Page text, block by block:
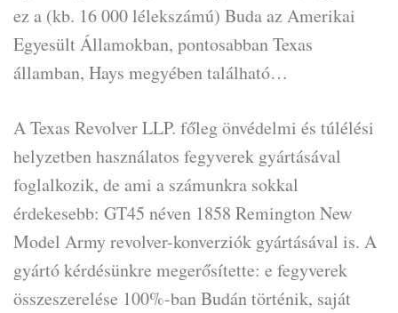
ez a (kb. 16 000 lélekszámú) Buda az Amerikai
Egyesült Államokban, pontosabban Texas
államban, Hays megyében található…
A Texas Revolver LLP. főleg önvédelmi és túlélési
helyzetben használatos fegyverek gyártásával
foglalkozik, de ami a számunkra sokkal
érdekesebb: GT45 néven 1858 Remington New
Model Army revolver-konverziók gyártásával is. A
gyártó kérdésünkre megerősítette: e fegyverek
összeszerelése 100%-ban Budán történik, saját